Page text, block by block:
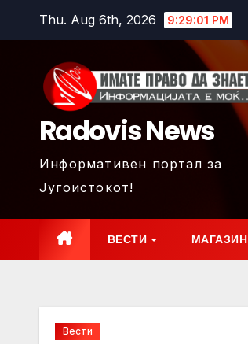
Thu. Aug 6th, 2026 9:29:02 PM
Radovis News
Информативен портал за
Југоистокот!
ВЕСТИ МАГАЗИН
Вести